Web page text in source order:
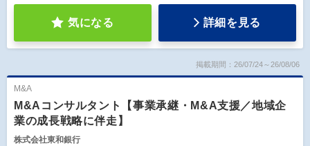
気になる 詳細を見る
掲載期間：26/07/24～26/08/06
M&A
M&Aコンサルタント【事業承継・M&A支援／地域企
業の成長戦略に伴走】
株式会社東和銀行